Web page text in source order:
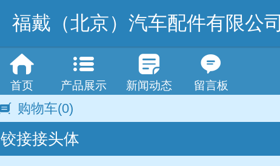
福戴（北京）汽车配件有限公司
首页 产品展示 新闻动态 留言板
购物车(0)
铰接接头体